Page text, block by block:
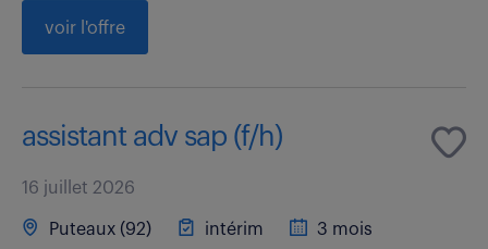
voir l'offre
assistant adv sap (f/h)
16 juillet 2026
Puteaux (92) intérim
3 mois